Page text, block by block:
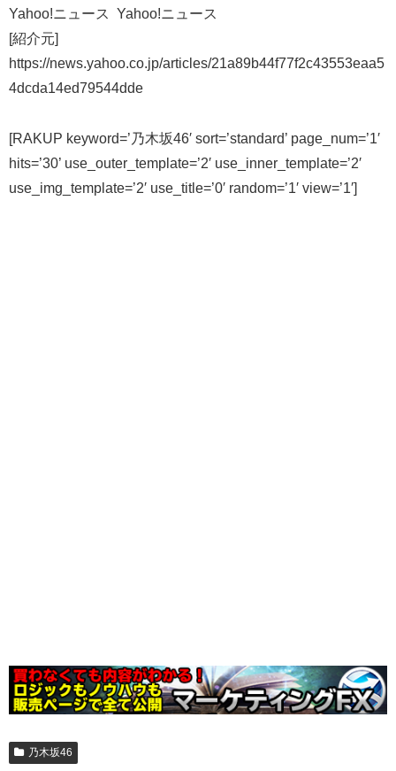
Yahoo!ニュース Yahoo!ニュース
[紹介元]
https://news.yahoo.co.jp/articles/21a89b44f77f2c43553eaa5
4dcda14ed79544dde
[RAKUP keyword=’乃木坂46′ sort=’standard’ page_num=’1′
hits=’30’ use_outer_template=’2′ use_inner_template=’2′
use_img_template=’2′ use_title=’0′ random=’1′ view=’1′]
乃木坂46